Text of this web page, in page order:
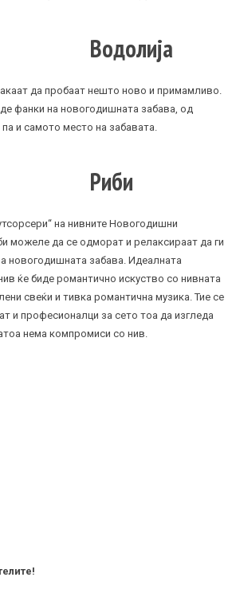
Водолија
да пробаат нешто ново и примамливо.
фанки на новогодишната забава, од
и самото место на забавата.
Риби
на нивните Новогодишни
можеле да се одморат и релаксираат да ги
новогодишната забава. Идеалната
ќе биде романтично искуство со нивната
свеќи и тивка романтична музика. Тие се
и професионалци за сето тоа да изгледа
нема компромиси со нив.